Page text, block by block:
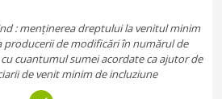
: menținerea dreptului la venitul minim
producerii de modificări în numărul de
cuantumul sumei acordate ca ajutor de
de venit minim de incluziune